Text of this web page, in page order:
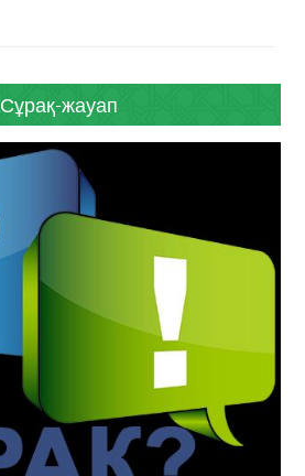
Сұрақ-жауап